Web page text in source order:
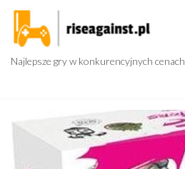
Przejdź
treści
Najlepsze gry w konkurencyjnych cenach